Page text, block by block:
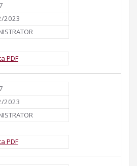
2023
PDF
2023
PDF